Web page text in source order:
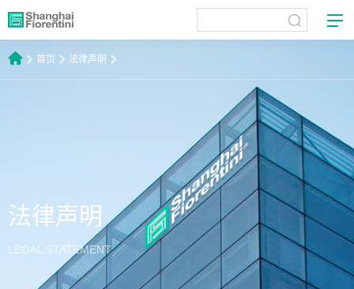
首页 法律声明
法律声明
LEGAL STATEMENT